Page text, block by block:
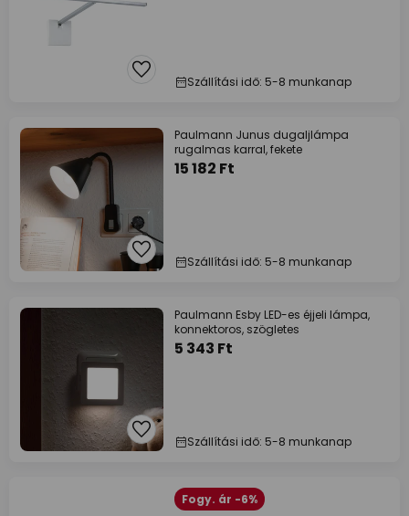
Szállítási idő: 5-8 munkanap
Paulmann Junus dugaljlámpa
rugalmas karral, fekete
15 182 Ft
Szállítási idő: 5-8 munkanap
Paulmann Esby LED-es éjjeli lámpa,
konnektoros, szögletes
5 343 Ft
Szállítási idő: 5-8 munkanap
Fogy. ár -6%